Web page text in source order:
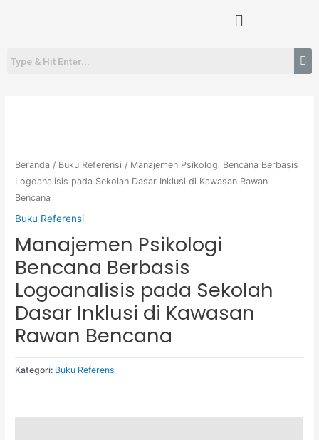
Menu
Beranda / Buku Referensi / Manajemen Psikologi Bencana Berbasis
Logoanalisis pada Sekolah Dasar Inklusi di Kawasan Rawan
Bencana
Buku Referensi
Manajemen Psikologi
Bencana Berbasis
Logoanalisis pada Sekolah
Dasar Inklusi di Kawasan
Rawan Bencana
Kategori: Buku Referensi